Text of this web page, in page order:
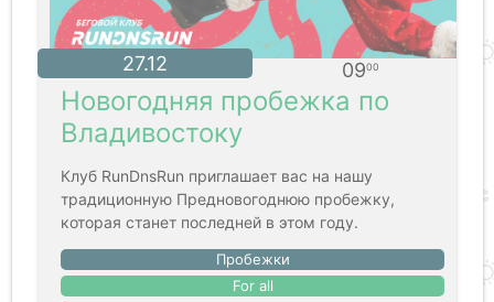
27.12 0900
Новогодняя пробежка по
Владивостоку
Клуб RunDnsRun приглашает вас на нашу
традиционную Предновогоднюю пробежку,
которая станет последней в этом году.
Пробежки
For all